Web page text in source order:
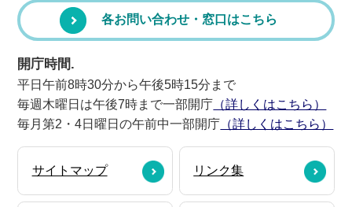
各お問い合わせ・窓口はこちら
開庁時間.
平日午前8時30分から午後5時15分まで
毎週木曜日は午後7時まで一部開庁 （詳しくはこちら）
毎月第2・4日曜日の午前中一部開庁 （詳しくはこちら）
サイトマップ リンク集